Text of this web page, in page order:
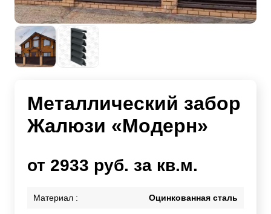
Металлический забор
Жалюзи «Модерн»
от 2933 руб. за кв.м.
Материал : Оцинкованная сталь